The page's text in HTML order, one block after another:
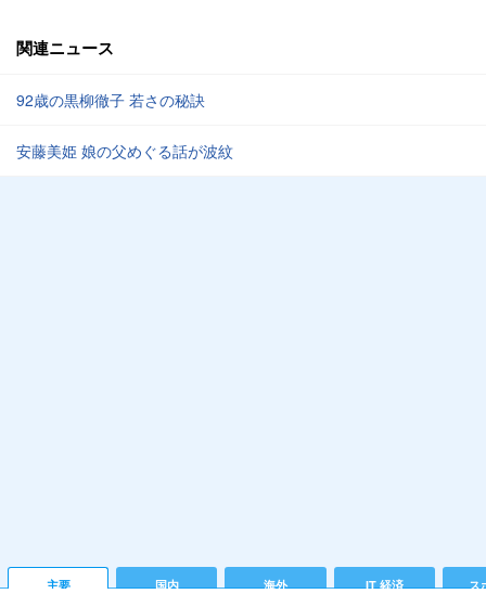
関連ニュース
92歳の黒柳徹子 若さの秘訣
安藤美姫 娘の父めぐる話が波紋
主要 国内 海外 IT 経済 ス